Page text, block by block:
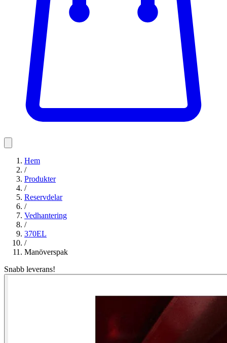
Hem
/
Produkter
/
Reservdelar
/
Vedhantering
/
370EL
/
Manöverspak
Snabb leverans!